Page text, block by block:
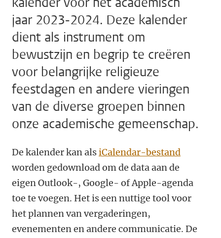
jaar 2023-2024. Deze kalender
dient als instrument om
bewustzijn en begrip te creëren
voor belangrijke religieuze
feestdagen en andere vieringen
van de diverse groepen binnen
onze academische gemeenschap.
De kalender kan alsiCalendar-bestand
worden gedownload om de data aan de
eigen Outlook-, Google- of Apple-agenda
toe te voegen. Het is een nuttige tool voor
het plannen van vergaderingen,
evenementen en andere communicatie. De